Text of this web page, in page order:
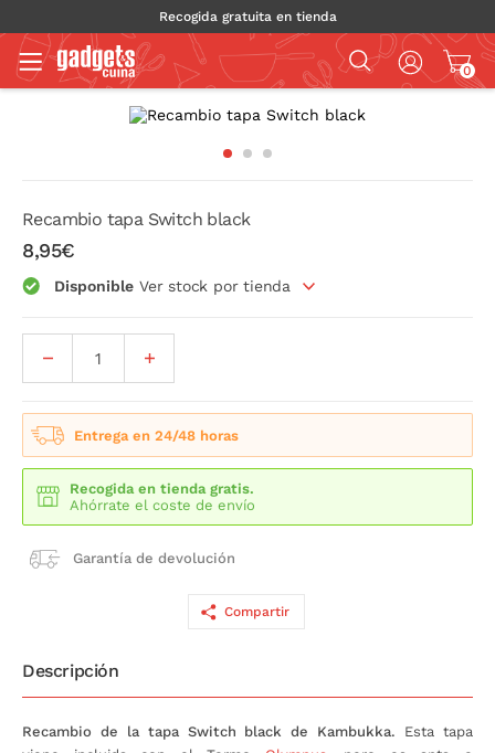
Recogida gratuita en tienda
0
Recambio tapa Switch black
8,95€
Disponible Ver stock por tienda
Entrega en 24/48 horas
Recogida en tienda gratis.
Ahórrate el coste de envío
Garantía de devolución
Compartir
Descripción
Recambio de la tapa Switch black de Kambukka. Esta tapa